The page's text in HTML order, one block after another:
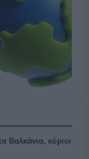
Βαλκάνια, κύριοι